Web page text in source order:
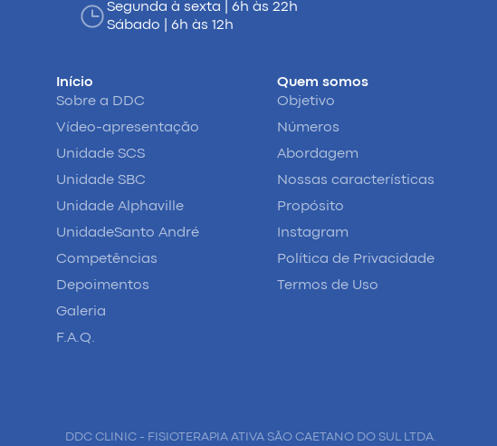
Segunda à sexta | 6h às 22h
Sábado | 6h às 12h
Início
Sobre a DDC
Vídeo-apresentação
Unidade SCS
Unidade SBC
Unidade Alphaville
UnidadeSanto André
Competências
Depoimentos
Galeria
F.A.Q.
Quem somos
Objetivo
Números
Abordagem
Nossas características
Propósito
Instagram
Política de Privacidade
Termos de Uso
DDC CLINIC - FISIOTERAPIA ATIVA SÃO CAETANO DO SUL LTDA.